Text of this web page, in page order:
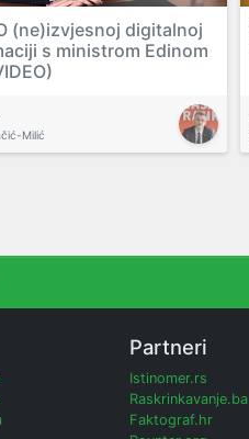
(ne)izvjesnoj digitalnoj
s ministrom Edinom
Milić
Partneri
Istinomer.rs
Raskrinkavanje.ba
Faktograf.hr